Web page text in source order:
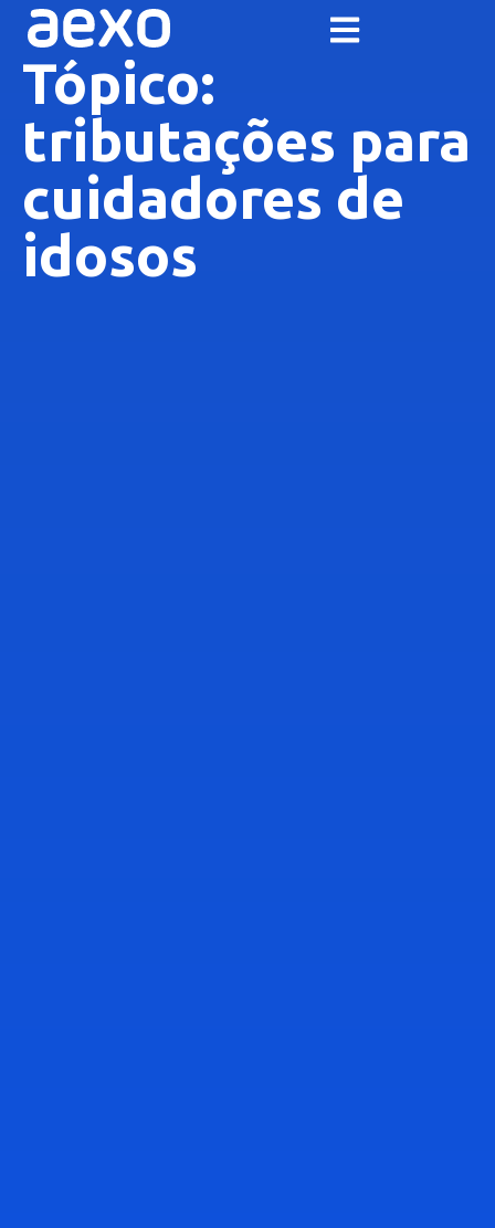
Tópico:
tributações para
cuidadores de
idosos